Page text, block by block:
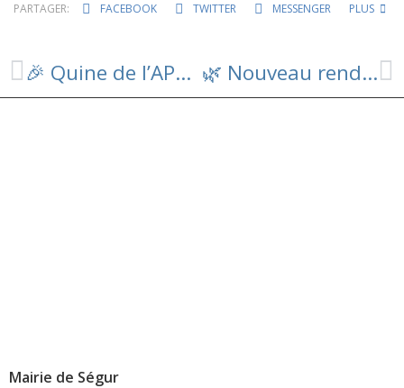
PARTAGER: FACEBOOK TWITTER MESSENGER PLUS
🎉 Quine de l’APE – École de Ségur 🎉 🌿 Nouveau rendez-vous des Embellisseurs – Samedi 18 octobre 🌿
Mairie de Ségur